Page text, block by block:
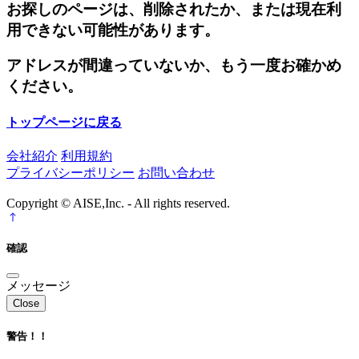
お探しのページは、削除されたか、または現在利
用できない可能性があります。
アドレスが間違っていないか、もう一度お確かめ
ください。
トップページに戻る
会社紹介 利用規約
プライバシーポリシー お問い合わせ
Copyright © AISE,Inc. - All rights reserved.
確認
メッセージ
Close
警告！！